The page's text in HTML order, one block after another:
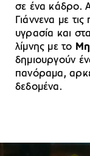
σε ένα κάδρο.
Γιάννενα με
υγρασία και
λίμνης με το
δημιουργούν
πανόραμα,
δεδομένα.